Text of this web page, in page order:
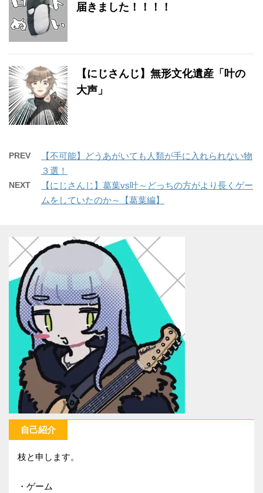
届きました！！！！
【にじさんじ】無形文化遺産「叶の
大声」
PREV
【不可能】どうあがいても人類が手に入れられない物
３選！
NEXT
【にじさんじ】葛葉vs叶～どっちの方がより長くゲー
ムをしていたのか～【葛葉編】
自己紹介
枝と申します。
・ゲーム